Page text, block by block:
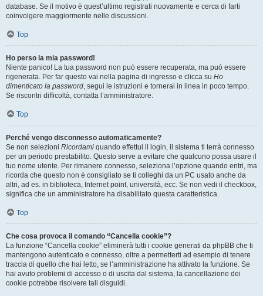
database. Se il motivo è quest’ultimo registrati nuovamente e cerca di farti
coinvolgere maggiormente nelle discussioni.
Top
Ho perso la mia password!
Niente panico! La tua password non può essere recuperata, ma può essere
rigenerata. Per far questo vai nella pagina di ingresso e clicca su Ho
dimenticato la password, segui le istruzioni e tornerai in linea in poco tempo.
Se riscontri difficoltà, contatta l’amministratore.
Top
Perché vengo disconnesso automaticamente?
Se non selezioni Ricordami quando effettui il login, il sistema ti terrà connesso
per un periodo prestabilito. Questo serve a evitare che qualcuno possa usare il
tuo nome utente. Per rimanere connesso, seleziona l’opzione quando entri, ma
ricorda che questo non è consigliato se ti colleghi da un PC usato anche da
altri, ad es. in biblioteca, Internet point, università, ecc. Se non vedi il checkbox,
significa che un amministratore ha disabilitato questa caratteristica.
Top
Che cosa provoca il comando “Cancella cookie”?
La funzione “Cancella cookie” eliminerà tutti i cookie generati da phpBB che ti
mantengono autenticato e connesso, oltre a permetterti ad esempio di tenere
traccia di quello che hai letto, se l’amministrazione ha attivato la funzione. Se
hai avuto problemi di accesso o di uscita dal sistema, la cancellazione dei
cookie potrebbe risolvere tali disguidi.